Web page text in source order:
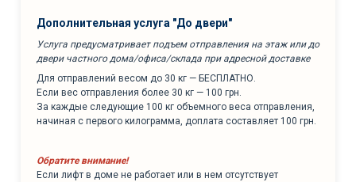
Дополнительная услуга "До двери"
Услуга предусматривает подъем отправления на этаж или до
двери частного дома/офиса/склада при адресной доставке
Для отправлений весом до 30 кг — БЕСПЛАТНО.
Если вес отправления более 30 кг — 100 грн.
За каждые следующие 100 кг объемного веса отправления,
начиная с первого килограмма, доплата составляет 100 грн.
Обратите внимание!
Если лифт в доме не работает или в нем отсутствует